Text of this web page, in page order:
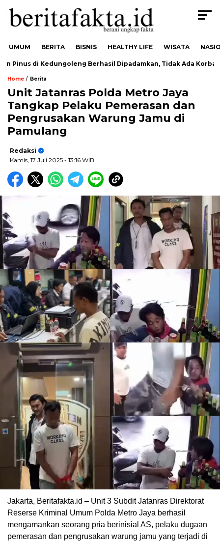
UMUM BERITA BISNIS HEALTHY LIFE WISATA
di Kedungoleng Berhasil Dipadamkan, Tidak Ada Korban
Home / Berita
Unit Jatanras Polda Metro Jaya
Tangkap Pelaku Pemerasan dan
Pengrusakan Warung Jamu di
Pamulang
Redaksi
Kamis, 17 Juli 2025 - 13:16 WIB
Jakarta, Beritafakta.id – Unit 3 Subdit Jatanras Direktorat
Reserse Kriminal Umum Polda Metro Jaya berhasil
mengamankan seorang pria berinisial AS, pelaku dugaan
pemerasan dan pengrusakan warung jamu yang terjadi di